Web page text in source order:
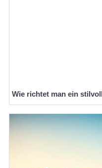
Wie richtet man ein